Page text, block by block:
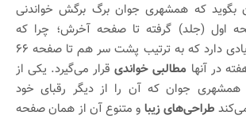
بگوید که همشهری جوان برگ برگش خواندنی
اول (جلد) گرفته تا صفحه آخرش؛ چرا که
قسمت‌های متنوع زیادی دارد که به ترتیب پشت سر هم تا صفحه ۶۶
در آنها مطالبی خواندیقرار می‌گیرد. یکی از
همشهری جوان که آن را از دیگر رقبای خود
طراحی‌های زیبا و متنوع آن از همان صفحه